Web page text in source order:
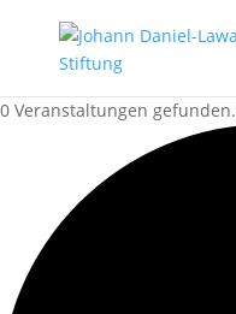
0 Veranstaltungen gefunden.